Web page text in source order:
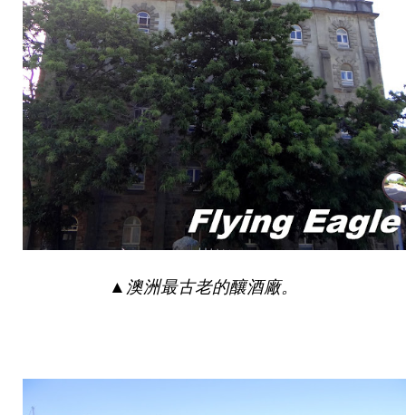
▲ 澳洲最古老的釀酒廠。